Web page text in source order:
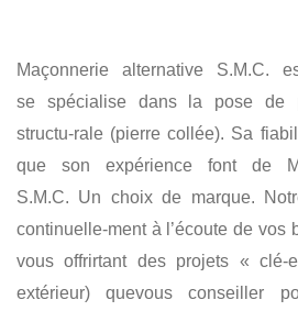
RÉSIDENTIEL
Maçonnerie alternative S.M.C.
se spécialise dans la pose de
structu-rale (pierre collée). Sa
que son expérience font de
S.M.C. Un choix de marque.
continuelle-ment à l’écoute de vos
vous offrirtant des projets « clé-
extérieur) quevous conseiller